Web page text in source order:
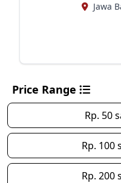
Jawa
Price Range
Rp. 50
Rp. 100
Rp. 200